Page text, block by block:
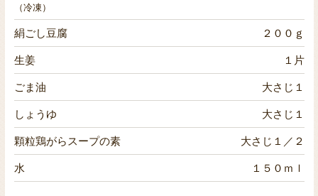
（冷凍）
絹ごし豆腐 ２００ｇ
生姜 １片
ごま油 大さじ１
しょうゆ 大さじ１
顆粒鶏がらスープの素 大さじ１／２
水 １５０ｍｌ